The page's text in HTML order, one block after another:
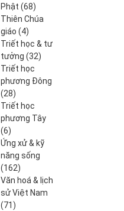
Phật 6868
produits
Thiên Chúa
giáo
44
produits
Triết học & tư
tưởng 3232
Triết học
phương Đông
2828
produits
Triết học
phương Tây
66
produits
Ứng xử & kỹ
năng sống
162162
produits
Văn hoá & lịch
sử Việt Nam
7171